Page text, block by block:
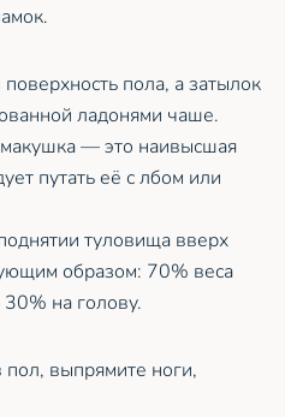
пола, а затылок
ладонями чаше.
— это наивысшая
путать её с лбом или
туловища вверх
образом: 70% веса
30% на голову.
выпрямите ноги,